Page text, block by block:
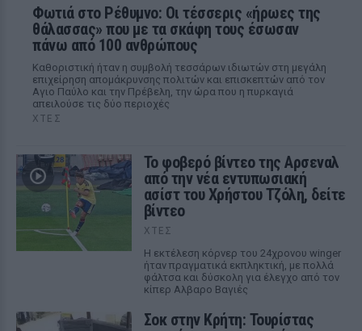
Φωτιά στο Ρέθυμνο: Οι τέσσερις «ήρωες της
θάλασσας» που με τα σκάφη τους έσωσαν
πάνω από 100 ανθρώπους
Καθοριστική ήταν η συμβολή τεσσάρων ιδιωτών στη μεγάλη
επιχείρηση απομάκρυνσης πολιτών και επισκεπτών από τον
Αγιο Παύλο και την Πρέβελη, την ώρα που η πυρκαγιά
απειλούσε τις δύο περιοχές
ΧΤΕΣ
Το φοβερό βίντεο της Αρσεναλ
από την νέα εντυπωσιακή
ασίστ του Χρήστου Τζόλη, δείτε
βίντεο
ΧΤΕΣ
Η εκτέλεση κόρνερ του 24χρονου winger
ήταν πραγματικά εκπληκτική, με πολλά
φάλτσα και δύσκολη για έλεγχο από τον
κίπερ Αλβαρο Βαγιές
Σοκ στην Κρήτη: Τουρίστας